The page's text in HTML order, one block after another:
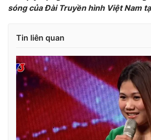
sóng của Đài Truyền hình Việt Nam
Tin liên quan